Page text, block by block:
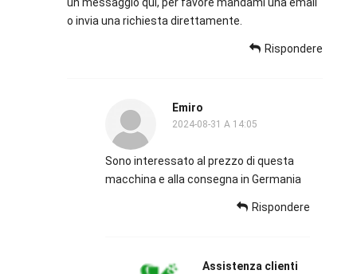
o invia una richiesta direttamente.
Rispondere
Emiro
2024-08-31 A 14:05
Sono interessato al prezzo di questa
macchina e alla consegna in Germania
Rispondere
Assistenza clienti